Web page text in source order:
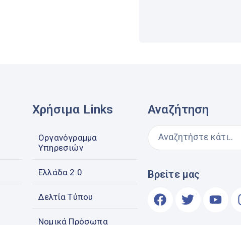
Χρήσιμα Links
Οργανόγραμμα
Υπηρεσιών
Ελλάδα 2.0
Δελτία Τύπου
Νομικά Πρόσωπα
Αναζήτηση
Βρείτε μας